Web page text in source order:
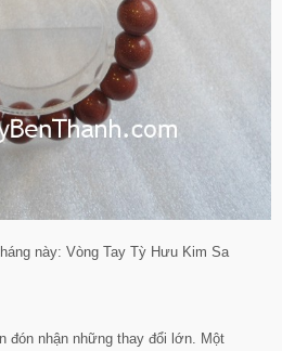
này: Vòng Tay Tỳ Hưu Kim Sa
đón nhận những thay đổi lớn. Một